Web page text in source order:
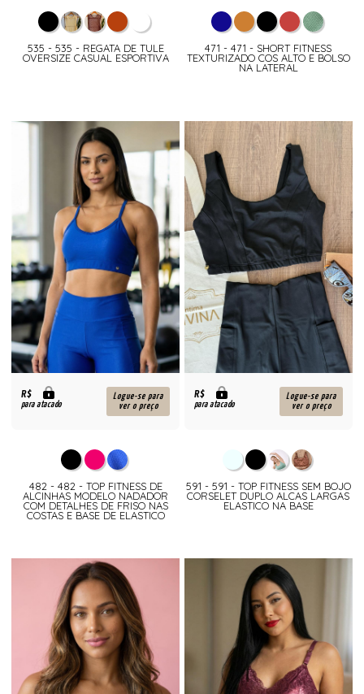
535 - 535 - REGATA DE TULE
OVERSIZE CASUAL ESPORTIVA
471 - 471 - SHORT FITNESS
TEXTURIZADO COS ALTO E BOLSO
NA LATERAL
R$
para atacado
Logue-se para
ver o preço
482 - 482 - TOP FITNESS DE
ALCINHAS MODELO NADADOR
COM DETALHES DE FRISO NAS
COSTAS E BASE DE ELASTICO
R$
para atacado
Logue-se para
ver o preço
591 - 591 - TOP FITNESS SEM BOJO
CORSELET DUPLO ALCAS LARGAS
ELASTICO NA BASE